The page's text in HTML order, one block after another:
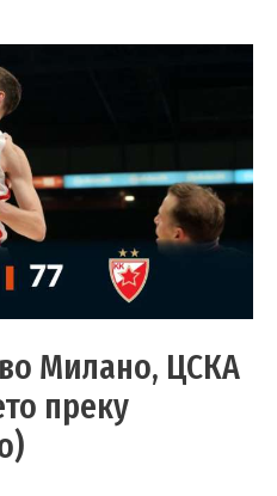
Милано, ЦСКА
преку